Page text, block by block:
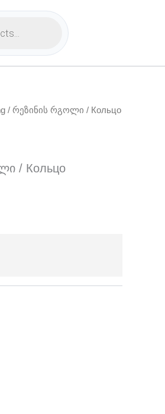
/ რეზინის რგოლი / Кольцо
/ Кольцо